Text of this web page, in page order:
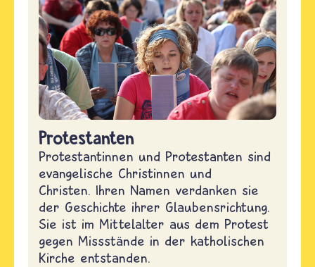
Protestanten
Protestantinnen und Protestanten sind
evangelische Christinnen und
Christen. Ihren Namen verdanken sie
der Geschichte ihrer Glaubensrichtung.
Sie ist im Mittelalter aus dem Protest
gegen Missstände in der katholischen
Kirche entstanden.